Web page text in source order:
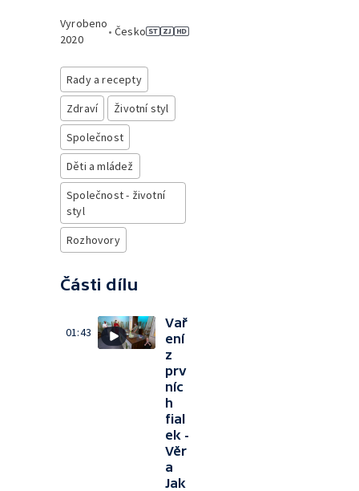
Vyrobeno
2020
• Česko
Rady a recepty
Zdraví
Životní styl
Společnost
Děti a mládež
Společnost - životní
styl
Rozhovory
Části dílu
01:43
Vař
ení
z
prv
níc
h
fial
ek -
Věr
a
Jak